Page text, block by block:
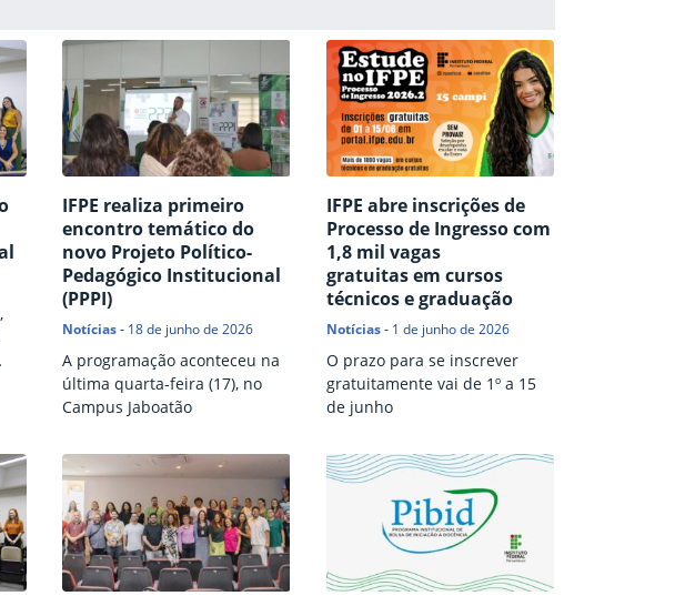
IFPE realiza primeiro
encontro temático do
novo Projeto Político-
Pedagógico Institucional
(PPPI)
Notícias- 18 de junho de 2026
A programação aconteceu na
última quarta-feira (17), no
Campus Jaboatão
IFPE abre inscrições de
Processo de Ingresso com
1,8 mil vagas
gratuitas em cursos
técnicos e graduação
Notícias - 1 de junho de 2026
O prazo para se inscrever
gratuitamente vai de 1º a 15
de junho